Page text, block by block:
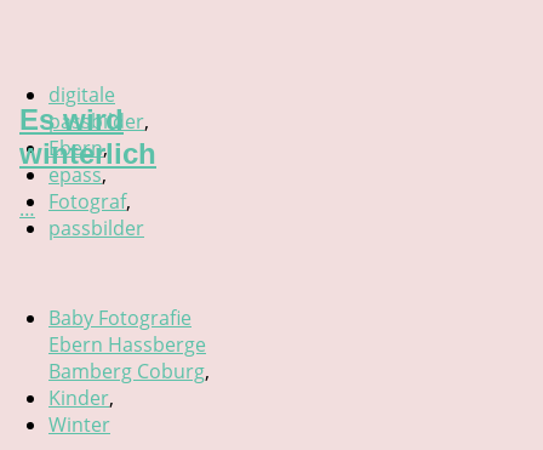
digitale
passbilder,
Ebern,
epass,
Fotograf,
passbilder
Es wird
winterlich
…
Baby Fotografie
Ebern Hassberge
Bamberg Coburg,
Kinder,
Winter